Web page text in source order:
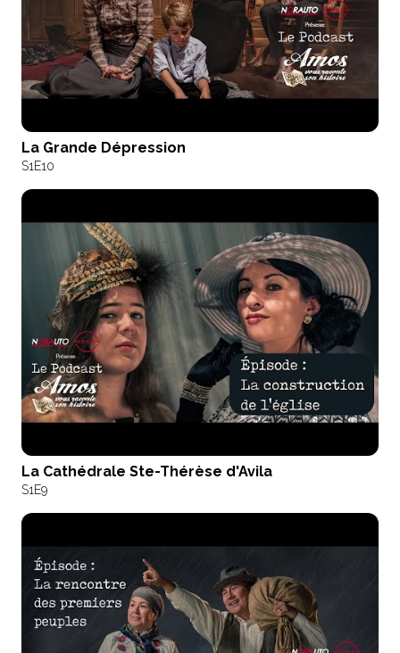
La Grande Dépression
S1E10
La Cathédrale Ste-Thérèse d'Avila
S1E9